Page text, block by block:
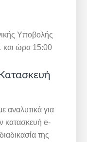
Υποβολής
και ώρα 15:00
αναλυτικά για
κατασκευή e-
της